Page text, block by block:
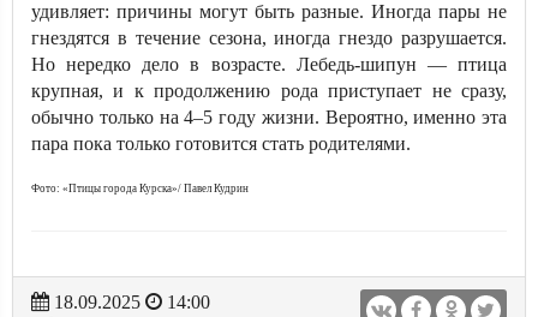
удивляет: причины могут быть разные. Иногда пары не
гнездятся в течение сезона, иногда гнездо разрушается.
Но нередко дело в возрасте. Лебедь-шипун — птица
крупная, и к продолжению рода приступает не сразу,
обычно только на 4–5 году жизни. Вероятно, именно эта
пара пока только готовится стать родителями.
Фото: «Птицы города Курска»/ Павел Кудрин
18.09.2025
14:00